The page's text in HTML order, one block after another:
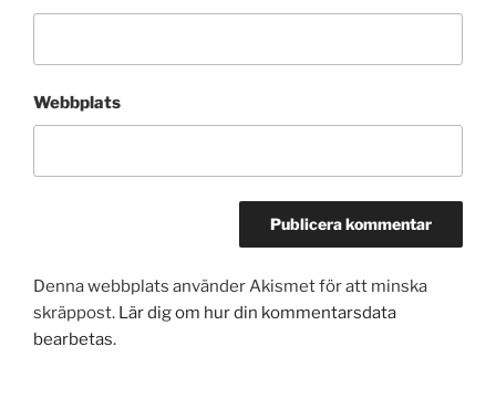
Webbplats
Denna webbplats använder Akismet för att minska
skräppost. Lär dig om hur din kommentarsdata
bearbetas.